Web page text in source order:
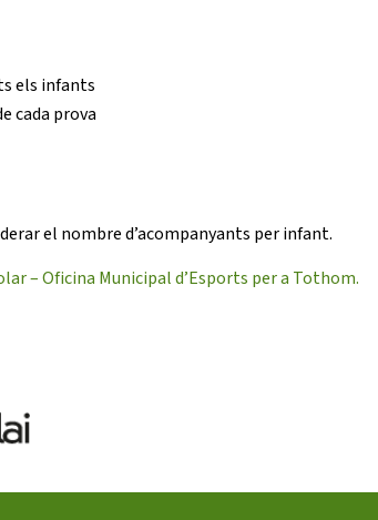
els infants
cada prova
el nombre d’acompanyants per infant.
– Oficina Municipal d’Esports per a Tothom.